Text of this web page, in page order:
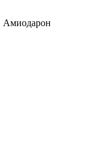
Амиодарон